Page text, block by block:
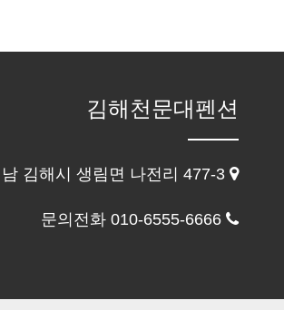
김해천문대펜션
김해시 생림면 나전리 477-3
문의전화 010-6555-6666